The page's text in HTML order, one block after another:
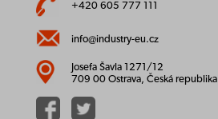
+420 605 777 111
info@industry-eu.cz
Josefa Šavla 1271/12
709 00 Ostrava, Česká republika